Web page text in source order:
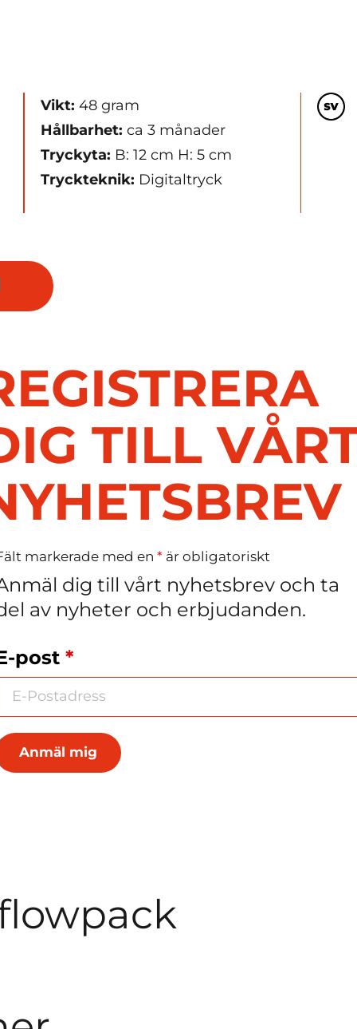
Vikt: 48 gram
Hållbarhet: ca 3 månader
Tryckyta: B: 12 cm H: 5 cm
Tryckteknik: Digitaltryck
mini
stor
TILL
markerade med en * är obligatoriskt
dig till vårt nyhetsbrev och ta
av nyheter och erbjudanden.
post*